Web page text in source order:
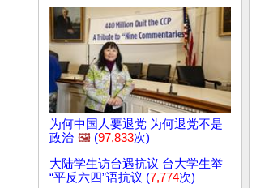
为何中国人要退党 为何退党不是
政治 🖼️ (97,833次)
大陆学生访台遇抗议 台大学生举
“平反六四”语抗议 (7,774次)